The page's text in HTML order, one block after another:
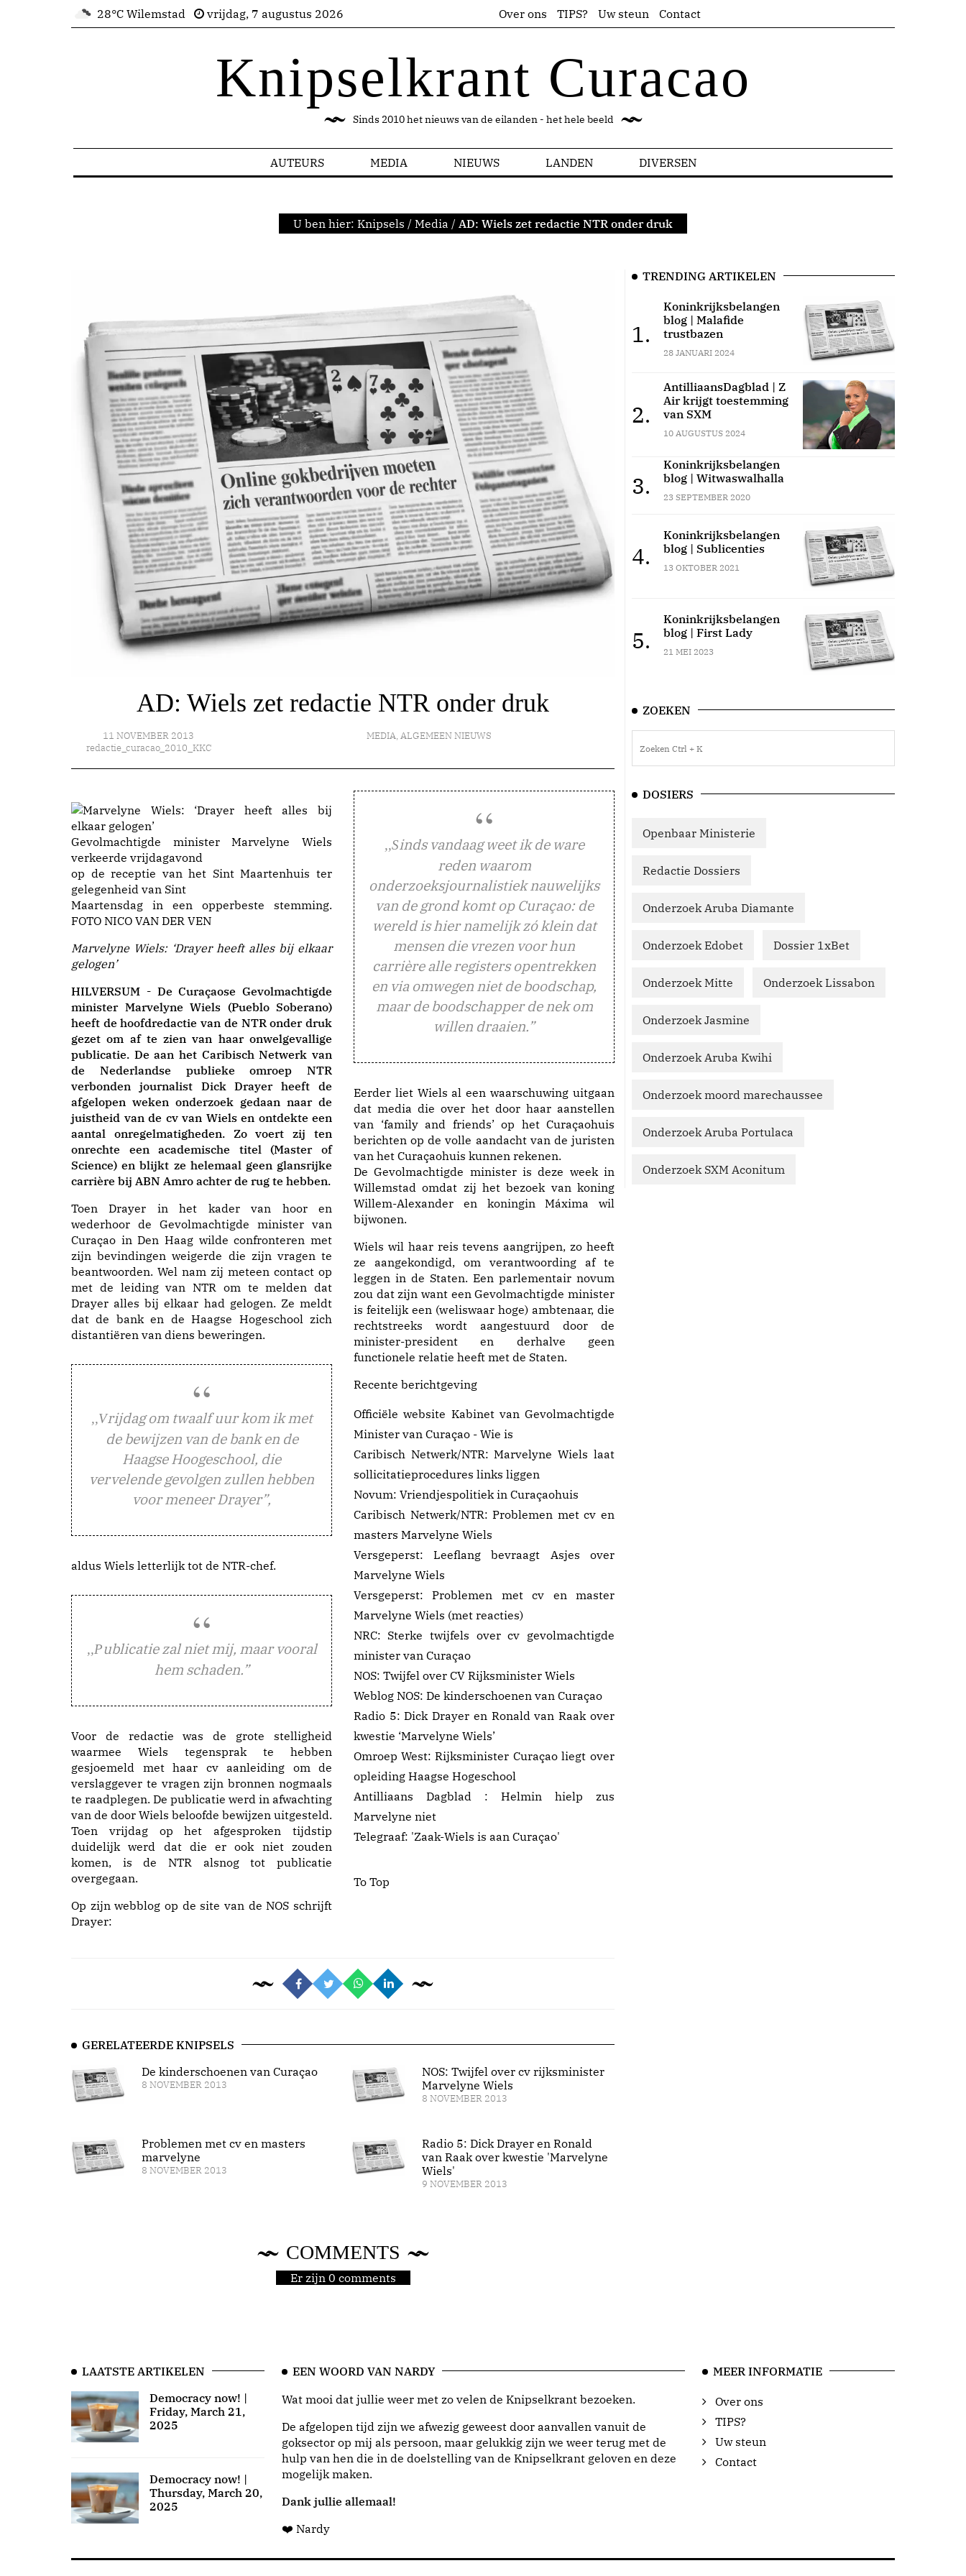
28°C Wilemstad vrijdag, 7 augustus 2026 Over ons TIPS? Uw steun Contact
Knipselkrant Curacao
Sinds 2010 het nieuws van de eilanden - het hele beeld
AUTEURS MEDIA NIEUWS LANDEN DIVERSEN
U ben hier: Knipsels / Media / AD: Wiels zet redactie NTR onder druk
AD: Wiels zet redactie NTR onder druk
11 NOVEMBER 2013
redactie_curacao_2010_KKC
MEDIA, ALGEMEEN NIEUWS
Gevolmachtigde minister Marvelyne Wiels
verkeerde vrijdagavond
op de receptie van het Sint Maartenhuis ter
gelegenheid van Sint
Maartensdag in een opperbeste stemming.
FOTO NICO VAN DER VEN
Marvelyne Wiels: ‘Drayer heeft alles bij elkaar
gelogen’
HILVERSUM - De Curaçaose Gevolmachtigde
minister Marvelyne Wiels (Pueblo Soberano)
heeft de hoofdredactie van de NTR onder druk
gezet om af te zien van haar onwelgevallige
publicatie. De aan het Caribisch Netwerk van
de Nederlandse publieke omroep NTR
verbonden journalist Dick Drayer heeft de
afgelopen weken onderzoek gedaan naar de
juistheid van de cv van Wiels en ontdekte een
aantal onregelmatigheden. Zo voert zij ten
onrechte een academische titel (Master of
Science) en blijkt ze helemaal geen glansrijke
carrière bij ABN Amro achter de rug te hebben.
Toen Drayer in het kader van hoor en
wederhoor de Gevolmachtigde minister van
Curaçao in Den Haag wilde confronteren met
zijn bevindingen weigerde die zijn vragen te
beantwoorden. Wel nam zij meteen contact op
met de leiding van NTR om te melden dat
Drayer alles bij elkaar had gelogen. Ze meldt
dat de bank en de Haagse Hogeschool zich
distantiëren van diens beweringen.
,,Vrijdag om twaalf uur kom ik met
de bewijzen van de bank en de
Haagse Hoogeschool, die
vervelende gevolgen zullen hebben
voor meneer Drayer”,
aldus Wiels letterlijk tot de NTR-chef.
,,Publicatie zal niet mij, maar vooral
hem schaden.”
Voor de redactie was de grote stelligheid
waarmee Wiels tegensprak te hebben
gesjoemeld met haar cv aanleiding om de
verslaggever te vragen zijn bronnen nogmaals
te raadplegen. De publicatie werd in afwachting
van de door Wiels beloofde bewijzen uitgesteld.
Toen vrijdag op het afgesproken tijdstip
duidelijk werd dat die er ook niet zouden
komen, is de NTR alsnog tot publicatie
overgegaan.
Op zijn webblog op de site van de NOS schrijft
Drayer:
,,Sinds vandaag weet ik de ware
reden waarom
onderzoeksjournalistiek nauwelijks
van de grond komt op Curaçao: de
wereld is hier namelijk zó klein dat
mensen die vrezen voor hun
carrière alle registers opentrekken
en via omwegen niet de boodschap,
maar de boodschapper de nek om
willen draaien.”
Eerder liet Wiels al een waarschuwing uitgaan
dat media die over het door haar aanstellen
van ‘family and friends’ op het Curaçaohuis
berichten op de volle aandacht van de juristen
van het Curaçaohuis kunnen rekenen.
De Gevolmachtigde minister is deze week in
Willemstad omdat zij het bezoek van koning
Willem-Alexander en koningin Máxima wil
bijwonen.
Wiels wil haar reis tevens aangrijpen, zo heeft
ze aangekondigd, om verantwoording af te
leggen in de Staten. Een parlementair novum
zou dat zijn want een Gevolmachtigde minister
is feitelijk een (weliswaar hoge) ambtenaar, die
rechtstreeks wordt aangestuurd door de
minister-president en derhalve geen
functionele relatie heeft met de Staten.
Recente berichtgeving
Officiële website Kabinet van Gevolmachtigde
Minister van Curaçao - Wie is
Caribisch Netwerk/NTR: Marvelyne Wiels laat
sollicitatieprocedures links liggen
Novum: Vriendjespolitiek in Curaçaohuis
Caribisch Netwerk/NTR: Problemen met cv en
masters Marvelyne Wiels
Versgeperst: Leeflang bevraagt Asjes over
Marvelyne Wiels
Versgeperst: Problemen met cv en master
Marvelyne Wiels (met reacties)
NRC: Sterke twijfels over cv gevolmachtigde
minister van Curaçao
NOS: Twijfel over CV Rijksminister Wiels
Weblog NOS: De kinderschoenen van Curaçao
Radio 5: Dick Drayer en Ronald van Raak over
kwestie ‘Marvelyne Wiels’
Omroep West: Rijksminister Curaçao liegt over
opleiding Haagse Hogeschool
Antilliaans Dagblad : Helmin hielp zus
Marvelyne niet
Telegraaf: 'Zaak-Wiels is aan Curaçao'
To Top
GERELATEERDE KNIPSELS
De kinderschoenen van Curaçao
8 NOVEMBER 2013
Problemen met cv en masters
marvelyne
8 NOVEMBER 2013
NOS: Twijfel over cv rijksminister
Marvelyne Wiels
8 NOVEMBER 2013
Radio 5: Dick Drayer en Ronald
van Raak over kwestie 'Marvelyne
Wiels'
9 NOVEMBER 2013
COMMENTS
Er zijn 0 comments
TRENDING ARTIKELEN
1.
Koninkrijksbelangen
blog | Malafide
trustbazen
28 JANUARI 2024
2.
AntilliaansDagblad | Z
Air krijgt toestemming
van SXM
10 AUGUSTUS 2024
3.
Koninkrijksbelangen
blog | Witwaswalhalla
23 SEPTEMBER 2020
4.
Koninkrijksbelangen
blog | Sublicenties
13 OKTOBER 2021
5.
Koninkrijksbelangen
blog | First Lady
21 MEI 2023
ZOEKEN
DOSIERS
Openbaar Ministerie
Redactie Dossiers
Onderzoek Aruba Diamante
Onderzoek Edobet Dossier 1xBet
Onderzoek Mitte Onderzoek Lissabon
Onderzoek Jasmine
Onderzoek Aruba Kwihi
Onderzoek moord marechaussee
Onderzoek Aruba Portulaca
Onderzoek SXM Aconitum
LAATSTE ARTIKELEN
Democracy now! |
Friday, March 21,
2025
Democracy now! |
Thursday, March 20,
2025
EEN WOORD VAN NARDY
Wat mooi dat jullie weer met zo velen de Knipselkrant bezoeken.
De afgelopen tijd zijn we afwezig geweest door aanvallen vanuit de
goksector op mij als persoon, maar gelukkig zijn we weer terug met de
hulp van hen die in de doelstelling van de Knipselkrant geloven en deze
mogelijk maken.
Dank jullie allemaal!
❤️ Nardy
MEER INFORMATIE
Over ons
TIPS?
Uw steun
Contact